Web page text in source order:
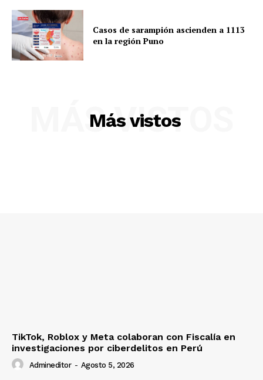
Casos de sarampión ascienden a 1113
en la región Puno
Más vistos
MÁS VISTOS
TikTok, Roblox y Meta colaboran con Fiscalía en
investigaciones por ciberdelitos en Perú
Admineditor - Agosto 5, 2026